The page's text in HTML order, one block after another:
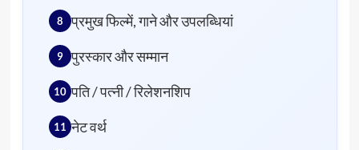
प्रमुख फिल्में, गाने और उपलब्धियां
पुरस्कार और सम्मान
पति / पत्नी / रिलेशनशिप
नेट वर्थ